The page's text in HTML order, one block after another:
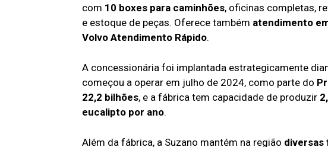
com 10 boxes para caminhões, oficinas completas,
e estoque de peças. Oferece também atendimento
Volvo Atendimento Rápido.
A concessionária foi implantada estrategicamente
começou a operar em julho de 2024, como parte do
22,2 bilhões, e a fábrica tem capacidade de produzir
eucalipto por ano.
Além da fábrica, a Suzano mantém na região diversas